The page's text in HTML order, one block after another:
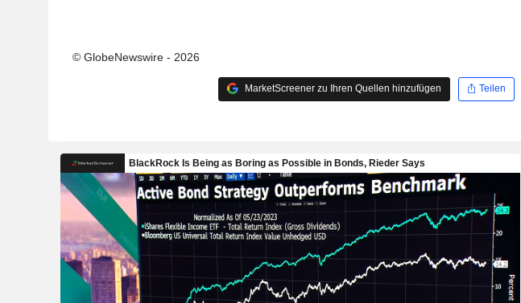
© GlobeNewswire - 2026
MarketScreener zu Ihren Quellen hinzufügen Teilen